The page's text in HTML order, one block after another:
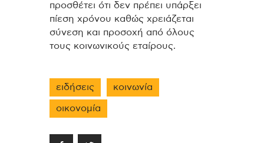
προσθέτει ότι δεν πρέπει υπάρξει
πίεση χρόνου καθώς χρειάζεται
σύνεση και προσοχή από όλους
τους κοινωνικούς εταίρους.
ειδήσεις κοινωνία
οικονομία